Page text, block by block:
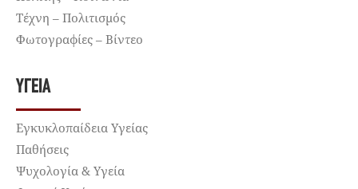
Τέχνη – Πολιτισμός
Φωτογραφίες – Βίντεο
ΥΓΕΊΑ
Εγκυκλοπαίδεια Υγείας
Παθήσεις
Ψυχολογία & Υγεία